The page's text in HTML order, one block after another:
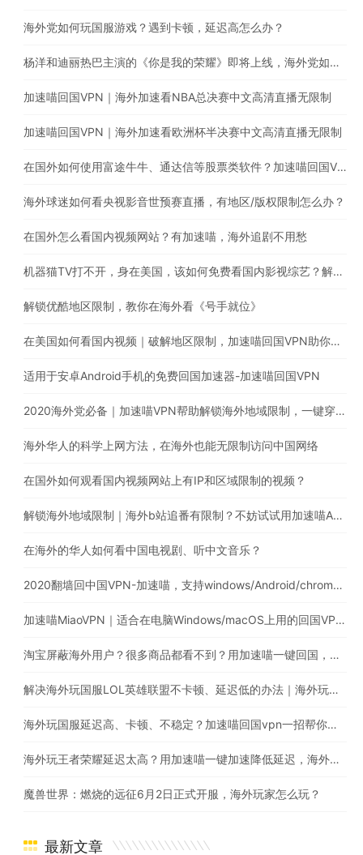
海外党如何玩国服游戏？遇到卡顿，延迟高怎么办？
杨洋和迪丽热巴主演的《你是我的荣耀》即将上线，海外党如何翻墙回国观看腾讯电视剧
加速喵回国VPN｜海外加速看NBA总决赛中文高清直播无限制
加速喵回国VPN｜海外加速看欧洲杯半决赛中文高清直播无限制
在国外如何使用富途牛牛、通达信等股票类软件？加速喵回国VPN助你解锁地区限制
海外球迷如何看央视影音世预赛直播，有地区/版权限制怎么办？
在国外怎么看国内视频网站？有加速喵，海外追剧不用愁
机器猫TV打不开，身在美国，该如何免费看国内影视综艺？解除海外地区限制就靠它！
解锁优酷地区限制，教你在海外看《号手就位》
在美国如何看国内视频｜破解地区限制，加速喵回国VPN助你一键穿梭回国看《长歌行》
适用于安卓Android手机的免费回国加速器-加速喵回国VPN
2020海外党必备｜加速喵VPN帮助解锁海外地域限制，一键穿梭回国，支持Chrome/windows/macOS/iOS/android/TV下载
海外华人的科学上网方法，在海外也能无限制访问中国网络
在国外如何观看国内视频网站上有IP和区域限制的视频？
解锁海外地域限制｜海外b站追番有限制？不妨试试用加速喵App解锁
在海外的华人如何看中国电视剧、听中文音乐？
2020翻墙回中国VPN-加速喵，支持windows/Android/chrome/macos
加速喵MiaoVPN｜适合在电脑Windows/macOS上用的回国VPN，海外回国追剧听歌玩国服游戏
淘宝屏蔽海外用户？很多商品都看不到？用加速喵一键回国，解除淘宝地域限制问题
解决海外玩国服LOL英雄联盟不卡顿、延迟低的办法｜海外玩英雄联盟用什么加速器比较好?
海外玩国服延迟高、卡顿、不稳定？加速喵回国vpn一招帮你搞定
海外玩王者荣耀延迟太高？用加速喵一键加速降低延迟，海外也能畅玩国服游戏
魔兽世界：燃烧的远征6月2日正式开服，海外玩家怎么玩？
最新文章